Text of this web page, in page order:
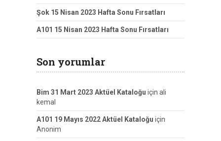
Şok 15 Nisan 2023 Hafta Sonu Fırsatları
A101 15 Nisan 2023 Hafta Sonu Fırsatları
Son yorumlar
Bim 31 Mart 2023 Aktüel Kataloğu için ali
kemal
A101 19 Mayıs 2022 Aktüel Kataloğu için
Anonim